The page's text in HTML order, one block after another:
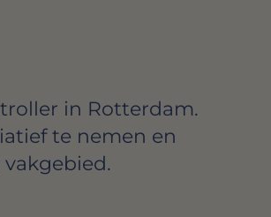
in Rotterdam.
te nemen en